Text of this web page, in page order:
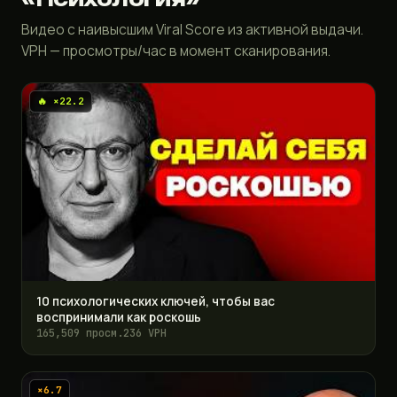
Видео с наивысшим Viral Score из активной выдачи.
VPH — просмотры/час в момент сканирования.
🔥 ×22.2
10 психологических ключей, чтобы вас
воспринимали как роскошь
165,509 просм.236 VPH
×6.7